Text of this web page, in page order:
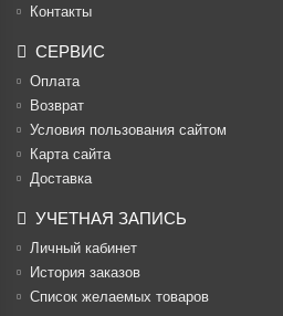
Контакты
СЕРВИС
Оплата
Возврат
Условия пользования сайтом
Карта сайта
Доставка
УЧЕТНАЯ ЗАПИСЬ
Личный кабинет
История заказов
Список желаемых товаров